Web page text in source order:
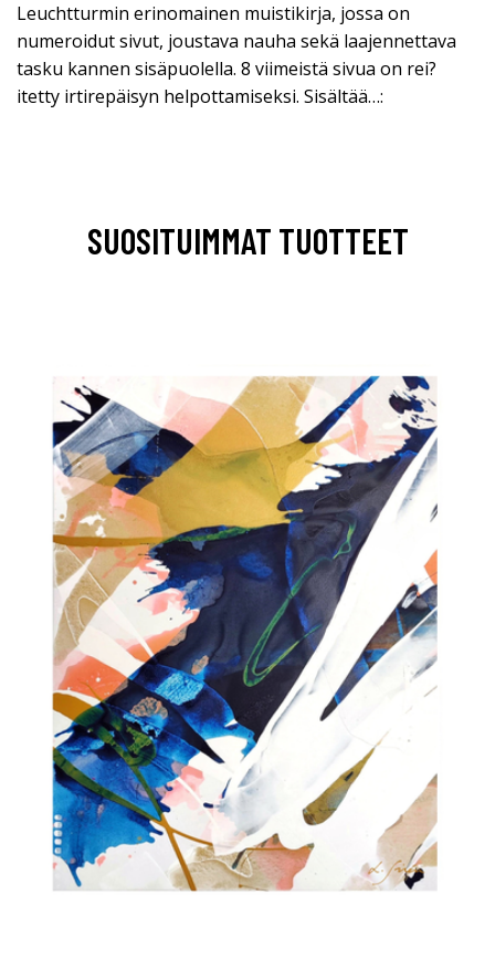
Leuchtturmin erinomainen muistikirja, jossa on
numeroidut sivut, joustava nauha sekä laajennettava
tasku kannen sisäpuolella. 8 viimeistä sivua on rei?
itetty irtirepäisyn helpottamiseksi. Sisältää…:
SUOSITUIMMAT TUOTTEET